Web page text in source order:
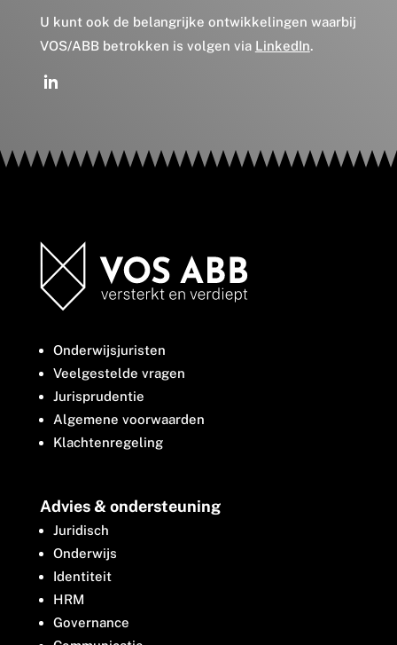
U kunt ook de belangrijke ontwikkelingen waarbij
VOS/ABB betrokken is volgen via LinkedIn.
Onderwijsjuristen
Veelgestelde vragen
Jurisprudentie
Algemene voorwaarden
Klachtenregeling
Advies & ondersteuning
Juridisch
Onderwijs
Identiteit
HRM
Governance